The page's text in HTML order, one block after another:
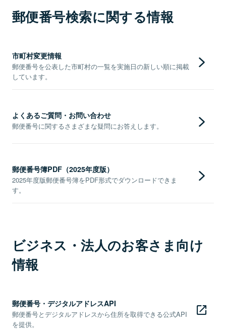
郵便番号検索に関する情報
市町村変更情報
郵便番号を公表した市町村の一覧を実施日の新しい順に掲載
しています。
よくあるご質問・お問い合わせ
郵便番号に関するさまざまな疑問にお答えします。
郵便番号簿PDF（2025年度版）
2025年度版郵便番号簿をPDF形式でダウンロードできま
す。
ビジネス・法人のお客さま向け
情報
郵便番号・デジタルアドレスAPI
郵便番号とデジタルアドレスから住所を取得できる公式API
を提供。